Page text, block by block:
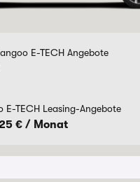
E-TECH Angebote
E-TECH Leasing-Angebote
€ / Monat